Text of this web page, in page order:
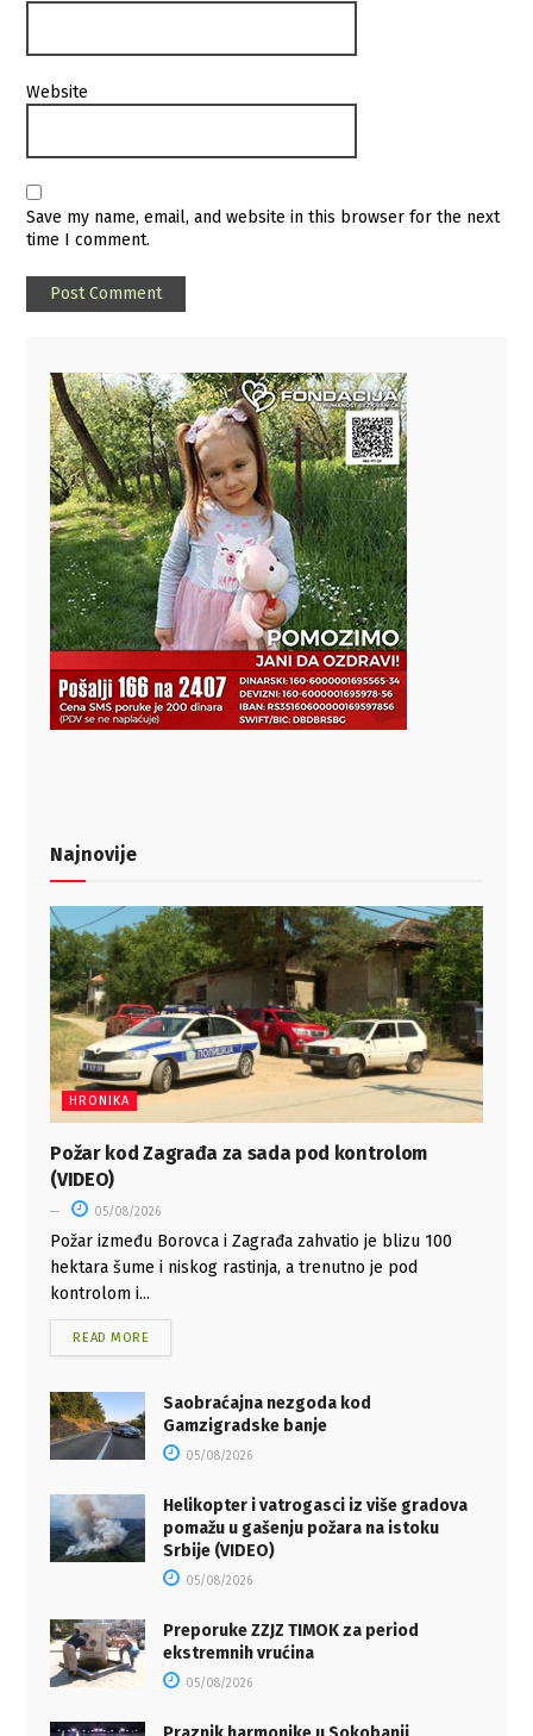
Website
Save my name, email, and website in this browser for the next
time I comment.
Najnovije
HRONIKA
Požar kod Zagrađa za sada pod kontrolom
(VIDEO)
05/08/2026
Požar između Borovca i Zagrađa zahvatio je blizu 100
hektara šume i niskog rastinja, a trenutno je pod
kontrolom i...
READ MORE
Saobraćajna nezgoda kod
Gamzigradske banje
05/08/2026
Helikopter i vatrogasci iz više gradova
pomažu u gašenju požara na istoku
Srbije (VIDEO)
05/08/2026
Preporuke ZZJZ TIMOK za period
ekstremnih vrućina
05/08/2026